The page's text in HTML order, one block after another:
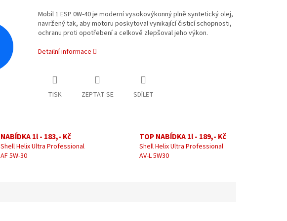
Mobil 1 ESP 0W-40 je moderní vysokovýkonný plně syntetický olej,
navržený tak, aby motoru poskytoval vynikající čisticí schopnosti,
ochranu proti opotřebení a celkově zlepšoval jeho výkon.
Detailní informace
TISK ZEPTAT SE SDÍLET
NABÍDKA 1l - 183,- Kč
Shell Helix Ultra Professional
AF 5W-30
TOP NABÍDKA 1l - 189,- Kč
Shell Helix Ultra Professional
AV-L 5W30